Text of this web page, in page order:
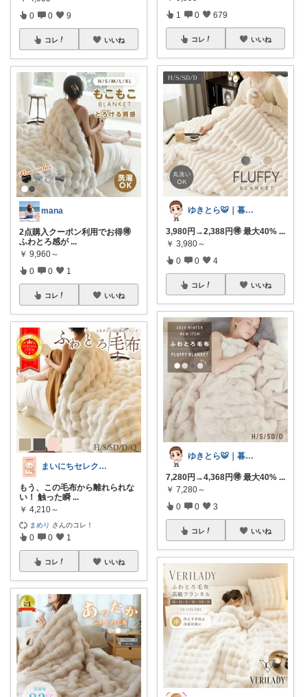
0 0 9
コレ いいね
mana
2点購入クーポン利用でお得🉐
ふわとろ感が ...
￥ 9,960～
0 0 1
コレ いいね
まいにちセレクトdays
もう、この毛布から離れられな
い！ 触った瞬 ...
￥ 4,210～
まめり さんのコレ！
0 0 1
コレ いいね
1 0 679
コレ いいね
ゆきとら🐯｜暮らしをラクにしたいパパ
3,980円→2,388円🉐 最大40% ...
￥ 3,980～
0 0 4
コレ いいね
ゆきとら🐯｜暮らしをラクにしたいパパ
7,280円→4,368円🉐 最大40% ...
￥ 7,280～
0 0 3
コレ いいね